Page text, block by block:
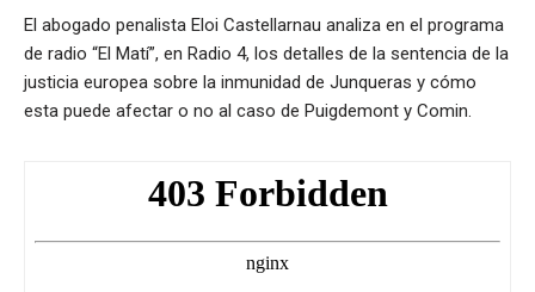
El abogado penalista Eloi Castellarnau analiza en el programa
de radio “El Matí”, en Radio 4, los detalles de la sentencia de la
justicia europea sobre la inmunidad de Junqueras y cómo
esta puede afectar o no al caso de Puigdemont y Comin.